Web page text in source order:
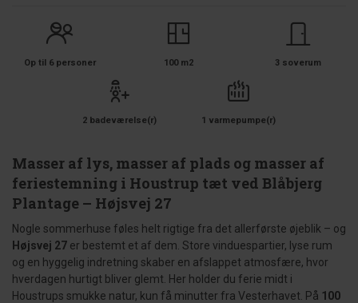
Op til 6 personer 100 m2 3 soverum
2 badeværelse(r) 1 varmepumpe(r)
Masser af lys, masser af plads og masser af
feriestemning i Houstrup tæt ved Blåbjerg
Plantage – Højsvej 27
Nogle sommerhuse føles helt rigtige fra det allerførste øjeblik – og
Højsvej 27 er bestemt et af dem. Store vinduespartier, lyse rum
og en hyggelig indretning skaber en afslappet atmosfære, hvor
hverdagen hurtigt bliver glemt. Her holder du ferie midt i
Houstrups smukke natur, kun få minutter fra Vesterhavet. På 100